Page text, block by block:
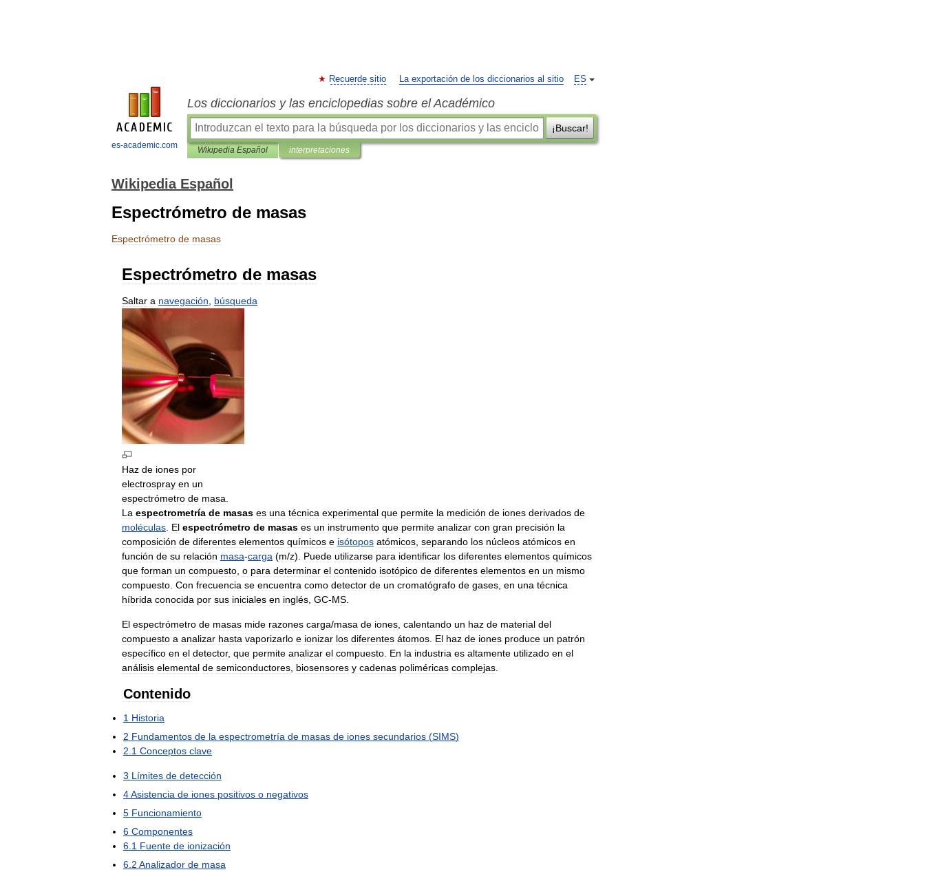
es-academic.com
ES
Recuerde sitio La exportación de los diccionarios al sitio
Los diccionarios y las enciclopedias sobre el Académico
¡Buscar!
Wikipedia Español interpretaciones
Wikipedia Español
Espectrómetro de masas
Espectrómetro de masas
Espectrómetro de masas
Saltar a navegación búsqueda
Haz de iones por
electrospray en un
espectrómetro de masa
La espectrometría de masas es una técnica experimental que permite la medición de iones derivados de
moléculas El espectrómetro de masas es un instrumento que permite analizar con gran precisión la
composición de diferentes elementos químicos e isótopos atómicos separando los núcleos atómicos en
función de su relación masa-carga (m/z). Puede utilizarse para identificar los diferentes elementos químicos
que forman un compuesto o para determinar el contenido isotópico de diferentes elementos en un mismo
compuesto Con frecuencia se encuentra como detector de un cromatógrafo de gases en una técnica
híbrida conocida por sus iniciales en inglés GC-MS
El espectrómetro de masas mide razones carga/masa de iones calentando un haz de material del
compuesto a analizar hasta vaporizarlo e ionizar los diferentes átomos El haz de iones produce un patrón
específico en el detector, que permite analizar el compuesto En la industria es altamente utilizado en el
análisis elemental de semiconductores biosensores y cadenas poliméricas complejas
Contenido
1 Historia
2 Fundamentos de la espectrometría de masas de iones secundarios (SIMS)
2 1 Conceptos clave
3 Límites de detección
4Asistencia de iones positivos o negativos
5 Funcionamiento
6 Componentes
6 1 Fuente de ionización
6 2 Analizador de masa